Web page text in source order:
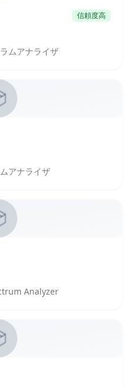
信頼度高
ムアナライザ
アナライザ
Analyzer